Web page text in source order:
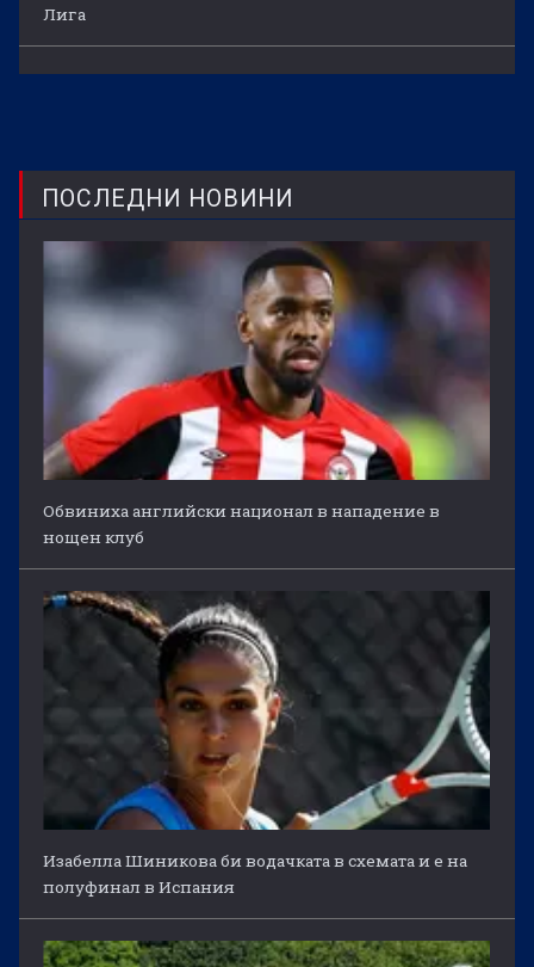
Лига
ПОСЛЕДНИ НОВИНИ
Обвиниха английски национал в нападение в
нощен клуб
Изабелла Шиникова би водачката в схемата и е на
полуфинал в Испания